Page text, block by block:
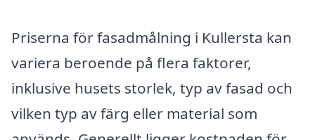
Priserna för fasadmålning i Kullersta kan
variera beroende på flera faktorer,
inklusive husets storlek, typ av fasad och
vilken typ av färg eller material som